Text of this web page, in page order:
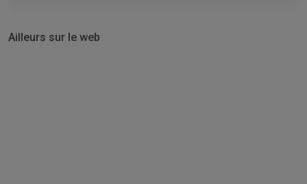
Ailleurs sur le web